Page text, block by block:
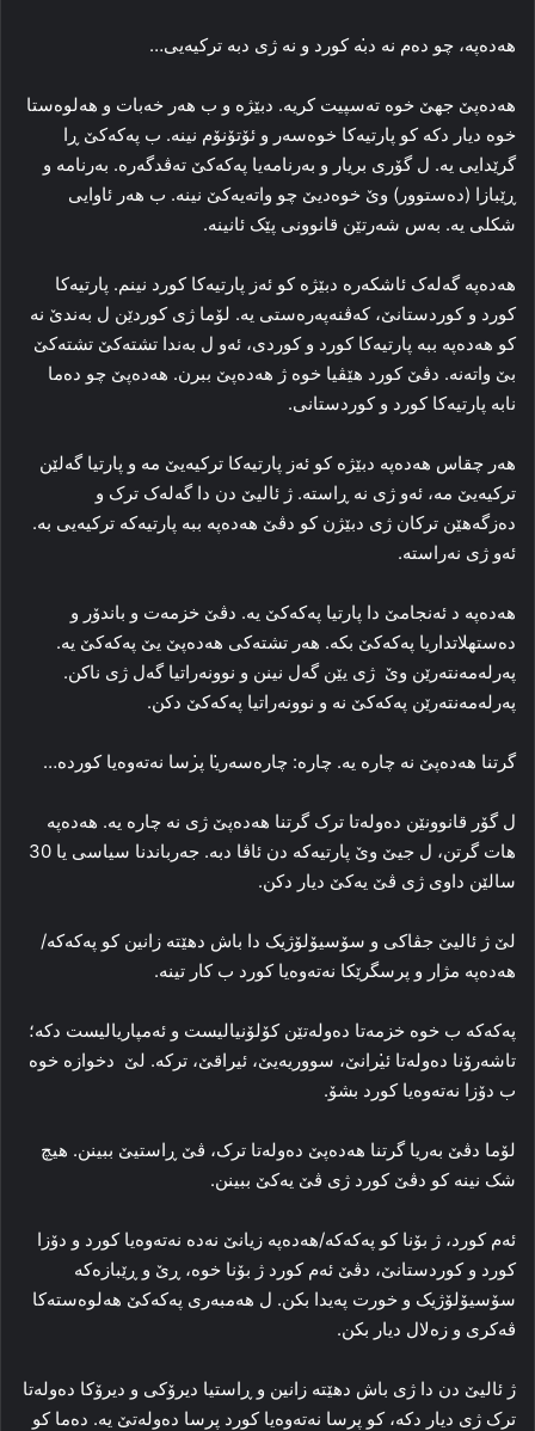
هەدەپە، چو ده‌م نه‌ د̇به‌ کورد و نه‌ ژی دبه‌ ترکیه‌یی…
هەدەپێ جھێ خوه‌ ته‌سپیت کریه‌. دبێژه‌ و ب هه‌ر خه‌بات و هه‌لوه‌ستا
خوه‌ دیار دکه‌ کو پارتیه‌کا‌ خوه‌سه‌ر و ئۆتۆنۆم نینه‌. ب پەکەکێ ڕا‌
گرێدایی یه‌. ل گۆری بریار و به‌رنامه‌یا پەکەکێ ته‌ڤدگه‌ره‌. به‌رنامه‌ و
ڕێبازا (ده‌ستوور) وێ خوه‌دیێ چو واته‌یه‌کێ نینه‌. ب هه‌ر ئاوایی
شکلی یه‌. به‌س شه‌رتێن قانوونی پێک ئانینه‌.
ھەدەپە گه‌له‌ک ئاشکه‌ره‌ دبێژه‌ کو ئه‌ز پارتیه‌کا‌ کورد نینم. پارتیه‌کا‌
کورد و کوردستانێ، که‌ڤنه‌په‌ره‌ستی یه‌. لۆما ژی کوردێن ل به‌ندێ نه‌
کو ھەدەپە ببه‌ پارتیه‌کا‌ کورد و کوردی، ئەو ل بەندا تشتەكێ تشته‌کێ
بێ واته‌نه‌. دڤێ کورد هێڤیا خوه‌ ژ ھەدەپێ ببرن. ھەدەپێ چو ده‌ما
نابه‌ پارتیه‌کا‌ کورد و کوردستانی.
هه‌ر چقاس ھەدەپە دبێژه‌ کو ئه‌ز پارتیه‌کا‌ ترکیه‌یێ مه‌ و پارتیا گه‌لێن
ترکیه‌یێ مه‌، ئه‌و ژی نه‌ ڕاسته‌. ژ ئالیێ دن دا‌ گه‌له‌ک ترک و
ده‌زگه‌هێن ترکان ژی دبێژن کو دڤێ ھەدەپە ببه‌ پارتیه‌که‌ ترکیه‌یی به‌.
ئەو ژی نەراستە.
ھەدەپە د ئه‌نجامێ دا پارتیا پەکەکێ یه‌. دڤێ خزمه‌ت و باندۆر و
ده‌ستهلاتداریا پەکەکێ بکه‌. هه‌ر تشته‌کی ھەدەپێ یێ پەکەکێ یه‌.
پەرلەمەنتەرێن وێ ژی یێن گه‌ل نینن و نوونەراتیا گه‌ل ژی ناکن.
پەرلەمەنتەرێن پەکەکێ نه‌ و نوونەراتیا پەکەکێ دکن.
گرتنا هەدەپێ نه‌ چاره‌ یه‌. چاره‌: چاره‌سه‌ر̇یا پ̇رسا نه‌ته‌وه‌یا کورده‌…
ل گۆر قانوونێن ده‌وله‌تا ترک گرتنا ھەدەپێ ژی نه‌ چاره‌ یه‌. ھەدەپە
هات گرتن، ل جیێ وێ پارتیه‌که‌ دن ئاڤا دبه‌. جه‌رباندنا سیاسی یا 30
سالێن داوی ژی ڤێ یه‌کێ دیار دکن.
لێ ژ ئالیێ جڤاکی و سۆسیۆلۆژیک دا‌ باش دھێتە زانین کو پەکەکە/
ھەدەپە مژار و پرسگرێکا نه‌ته‌وه‌یا کورد ب کار تینه‌.
پەکەکە ب خوه‌ خزمه‌تا ده‌وله‌تێن کۆلۆنیالیست و ئه‌مپاریالیست دکه‌؛
تاشه‌رۆنا ده‌وله‌تا ئ̇یرانێ، سووریه‌یێ، ئیراقێ، ترکه‌. لێ دخوازه‌ خوه‌
ب دۆزا نه‌ته‌وه‌یا کورد بشۆ.
لۆما دڤێ به‌ریا گرتنا ھەدەپێ ده‌وله‌تا ترک، ڤێ ڕاستیێ ببینن. هیچ
شک نینە کو دڤێ کورد ژی ڤێ یه‌کێ ببینن.
ئه‌م کورد، ژ بۆنا کو پەکەکە/هەدەپە زیانێ نه‌ده‌ نه‌ته‌وه‌یا کورد و دۆزا
کورد و کوردستانێ، دڤێ ئه‌م کورد ژ بۆنا خوه‌، ڕێ و ڕێبازه‌که‌
سۆسیۆلۆژیک و خورت په‌یدا بکن. ل هه‌مبه‌ری پەکەکێ هه‌لوه‌سته‌کا
ڤه‌کری و زه‌لال دیار بکن.
ژ ئالیێ دن دا‌ ژی باش دھێتە زانین و ڕاستیا دیرۆکی و دیرۆکا ده‌وله‌تا
ترک ژی دیار دکه‌، كو پرسا نه‌ته‌وه‌یا کورد پرسا ده‌وله‌تێ یه‌. ده‌ما کو